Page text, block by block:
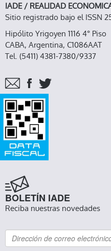
IADE / REALIDAD
Sitio registrado bajo el ISSN
Hipólito Yrigoyen 1116 4° Piso
CABA, Argentina, C1086AAT
Tel. (5411) 4381-7380/9337
BOLETÍN IADE
Reciba nuestras novedades